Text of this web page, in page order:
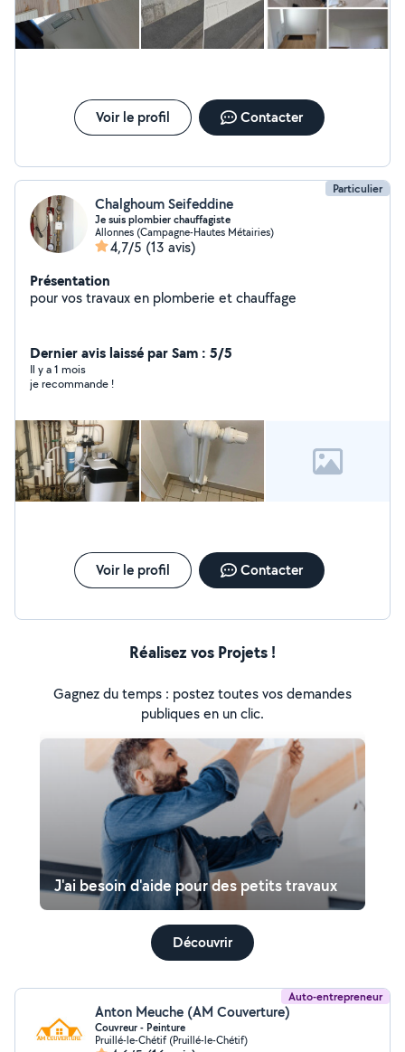
Voir le profil Contacter
Particulier
Chalghoum Seifeddine
Je suis plombier chauffagiste
Allonnes (Campagne-Hautes Métairies)
4,7/5 (13 avis)
Présentation
pour vos travaux en plomberie et chauffage
Dernier avis laissé par Sam : 5/5
Il y a 1 mois
je recommande !
Voir le profil Contacter
Réalisez vos Projets !
Gagnez du temps : postez toutes vos demandes
publiques en un clic.
J'ai besoin d'aide pour des petits travaux
Découvrir
Auto-entrepreneur
Anton Meuche (AM Couverture)
Couvreur - Peinture
Pruillé-le-Chétif (Pruillé-le-Chétif)